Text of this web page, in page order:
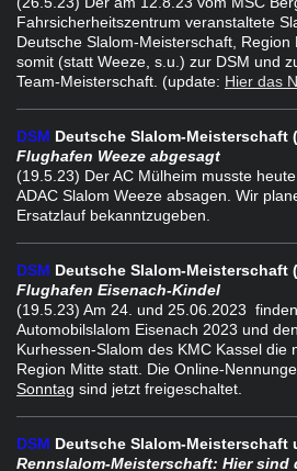
Fahrsicherheitszentrum veranstaltete
Deutsche Slalom-Meisterschaft,
somit (statt Weeze, s.u.) zur DSM und
Team-Meisterschaft. (update: Hier das
DSM Deutsche Slalom-Meisterschaft
Flughafen Weeze abgesagt
(19.5.23) Der AC Mülheim musste
ADAC Slalom Weeze absagen. Wir
Ersatzlauf bekanntzugeben.
DSM Deutsche Slalom-Meisterschaft
Flughafen Eisenach-Kindel
(19.5.23) Am 24. und 25.06.2023
Automobilslalom Eisenach 2023 und
Kurhessen-Slalom des KMC Kassel die
Region Mitte statt. Die Online-
Sonntag sind jetzt freigeschaltet.
DSM Deutsche Slalom-Meisterschaft
Rennslalom-Meisterschaft: Hier sind